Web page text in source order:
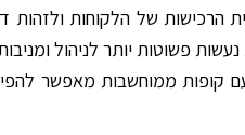
הרכישות של הלקוחות
פשוטות יותר לניהול
ממוחשבות מאפשר